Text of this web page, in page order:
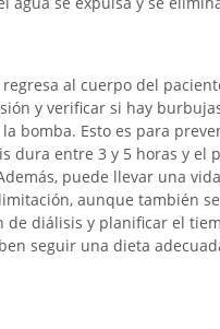
al cuerpo del
y verificar si hay
bomba. Esto es para
dura entre 3 y 5 horas y el
puede llevar una
aunque también
de diálisis y planificar el
seguir una dieta